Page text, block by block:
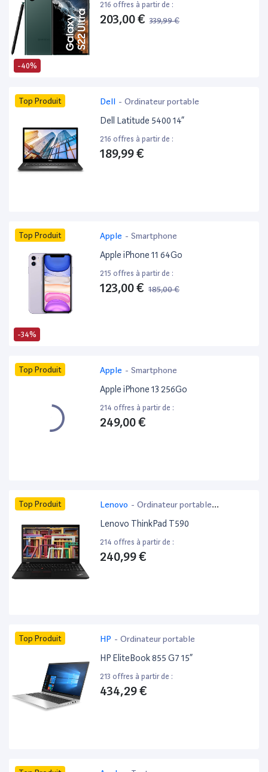
-40%
216 offres à partir de :
203,00 € 339,99 €
Top Produit Dell - Ordinateur portable
Dell Latitude 5400 14”
216 offres à partir de :
189,99 €
-34%
Top Produit Apple - Smartphone
Apple iPhone 11 64Go
215 offres à partir de :
123,00 € 185,00 €
Top Produit Apple - Smartphone
Apple iPhone 13 256Go
214 offres à partir de :
249,00 €
Top Produit Lenovo - Ordinateur portable
bureautique
Lenovo ThinkPad T590
214 offres à partir de :
240,99 €
Top Produit HP - Ordinateur portable
HP EliteBook 855 G7 15”
213 offres à partir de :
434,29 €